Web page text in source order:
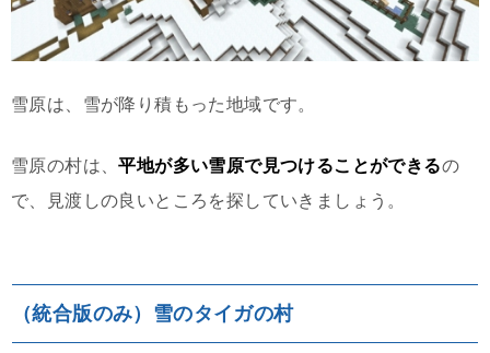
雪原は、雪が降り積もった地域です。
雪原の村は、平地が多い雪原で見つけることができるの
で、見渡しの良いところを探していきましょう。
（統合版のみ）雪のタイガの村